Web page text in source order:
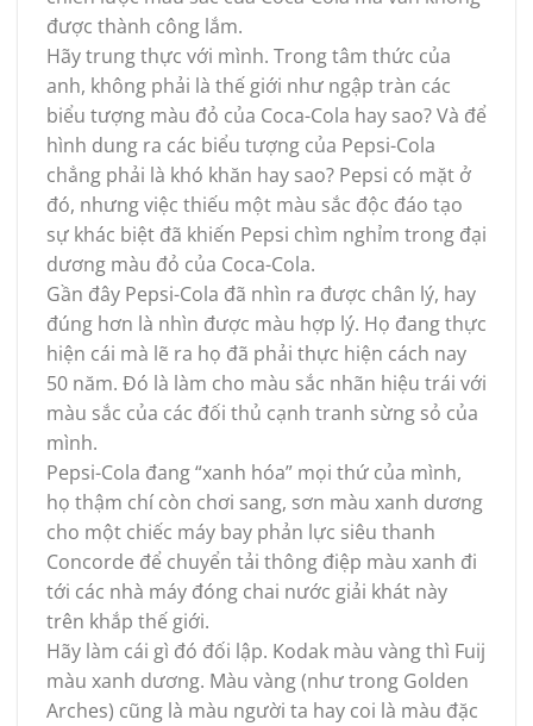
được thành công lắm.
Hãy trung thực với mình. Trong tâm thức của
anh, không phải là thế giới như ngập tràn các
biểu tượng màu đỏ của Coca-Cola hay sao? Và để
hình dung ra các biểu tượng của Pepsi-Cola
chẳng phải là khó khăn hay sao? Pepsi có mặt ở
đó, nhưng việc thiếu một màu sắc độc đáo tạo
sự khác biệt đã khiến Pepsi chìm nghỉm trong đại
dương màu đỏ của Coca-Cola.
Gần đây Pepsi-Cola đã nhìn ra được chân lý, hay
đúng hơn là nhìn được màu hợp lý. Họ đang thực
hiện cái mà lẽ ra họ đã phải thực hiện cách nay
50 năm. Đó là làm cho màu sắc nhãn hiệu trái với
màu sắc của các đối thủ cạnh tranh sừng sỏ của
mình.
Pepsi-Cola đang “xanh hóa” mọi thứ của mình,
họ thậm chí còn chơi sang, sơn màu xanh dương
cho một chiếc máy bay phản lực siêu thanh
Concorde để chuyển tải thông điệp màu xanh đi
tới các nhà máy đóng chai nước giải khát này
trên khắp thế giới.
Hãy làm cái gì đó đối lập. Kodak màu vàng thì Fuij
màu xanh dương. Màu vàng (như trong Golden
Arches) cũng là màu người ta hay coi là màu đặc